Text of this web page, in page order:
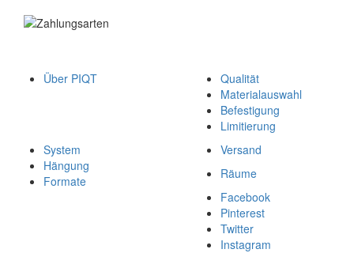
Über PIQT
Qualität
Materialauswahl
Befestigung
Limitierung
System
Hängung
Formate
Versand
Räume
Facebook
Pinterest
Twitter
Instagram